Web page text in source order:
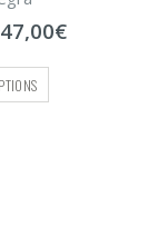
€Plage
de
prix :
144,00€
à